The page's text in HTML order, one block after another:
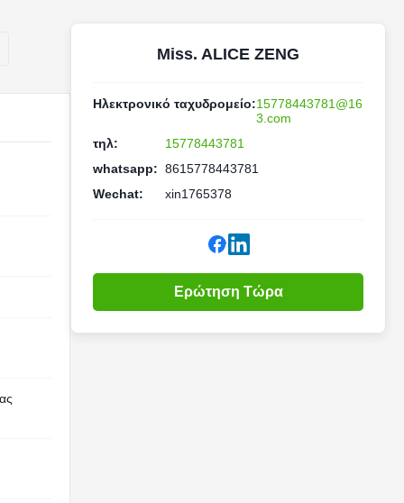
Miss. ALICE ZENG
Ηλεκτρονικό ταχυδρομείο:15778443781@16
3.com
τηλ:
15778443781
whatsapp: 8615778443781
Wechat:
xin1765378
Ερώτηση Τώρα